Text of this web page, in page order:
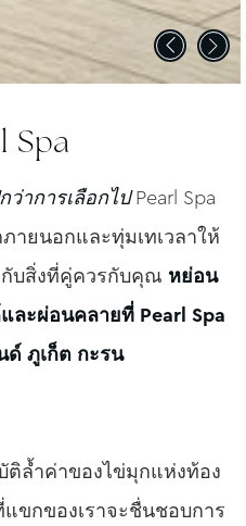
Spa
าการเลือกไปPearl Spa
ายนอกและทุ่มเทเวลาให้
กับสิ่งที่คู่ควรกับคุณ หย่อน
ละผ่อนคลายที่ Pearl Spa
ภูเก็ต กะรน
ล้ำค่าของไข่มุกแห่งท้อง
แขกของเราจะชื่นชอบการ